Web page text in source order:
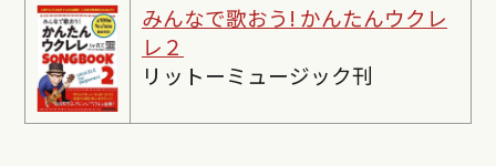
みんなで歌おう! かんたんウクレ
レ２
リットーミュージック刊